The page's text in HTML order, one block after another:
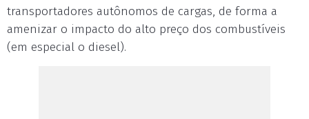
transportadores autônomos de cargas, de forma a
amenizar o impacto do alto preço dos combustíveis
(em especial o diesel).